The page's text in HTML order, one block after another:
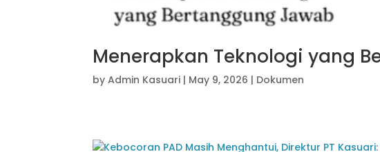
Menerapkan Teknologi yang
byAdmin Kasuari | May 9, 2026 | Dokumen